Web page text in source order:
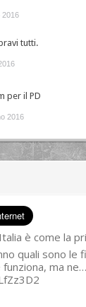
2016
tutti.
per il PD
2016
è come la
quali sono le
ma ne…